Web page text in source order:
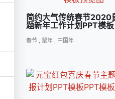
简约大气传统春节2020
题新年工作计划PPT模板
春节 鼠年 中国年